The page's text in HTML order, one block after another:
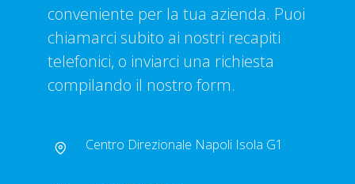
conveniente per la tua azienda. Puoi
chiamarci subito ai nostri recapiti
telefonici, o inviarci una richiesta
compilando il nostro form.
Centro Direzionale Napoli Isola G1